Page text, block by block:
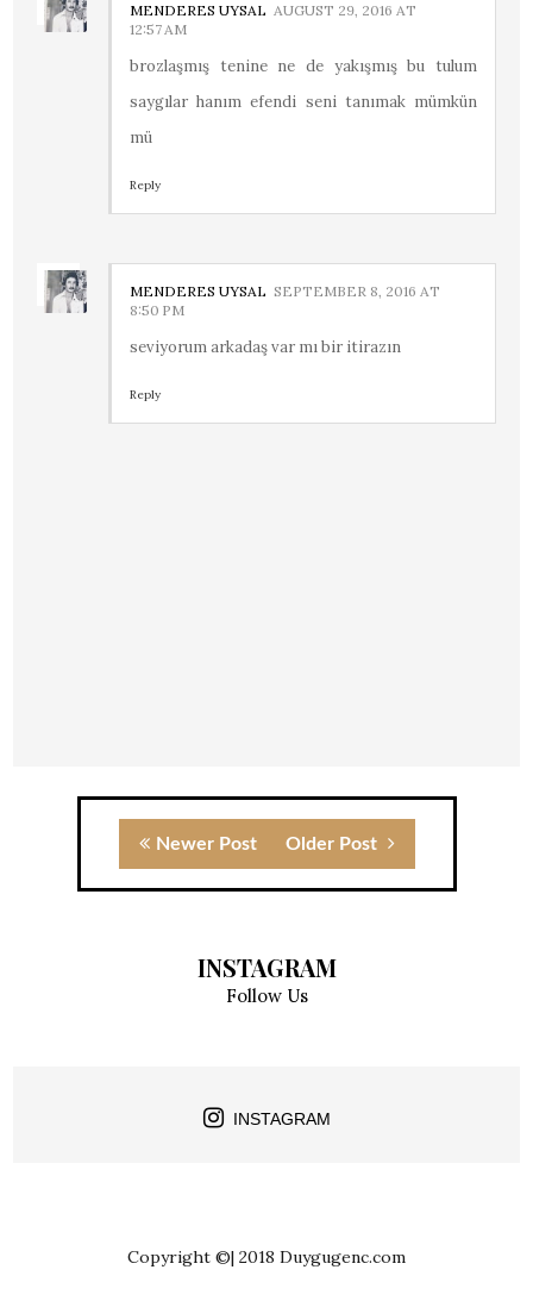
MENDERES UYSAL AUGUST 29, 2016 AT
12:57 AM
brozlaşmış tenine ne de yakışmış bu tulum
saygılar hanım efendi seni tanımak mümkün
mü
Reply
MENDERES UYSAL SEPTEMBER 8, 2016 AT
8:50 PM
seviyorum arkadaş var mı bir itirazın
Reply
Newer Post Older Post
INSTAGRAM
Follow Us
INSTAGRAM
Copyright ©| 2018 Duygugenc.com